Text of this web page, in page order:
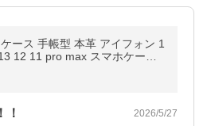
ース 手帳型 本革 アイフォン 1
12 11 pro max スマホケース
air 16e se3 se2 X XS XR 8
ー 横置き
！ 2026/5/27